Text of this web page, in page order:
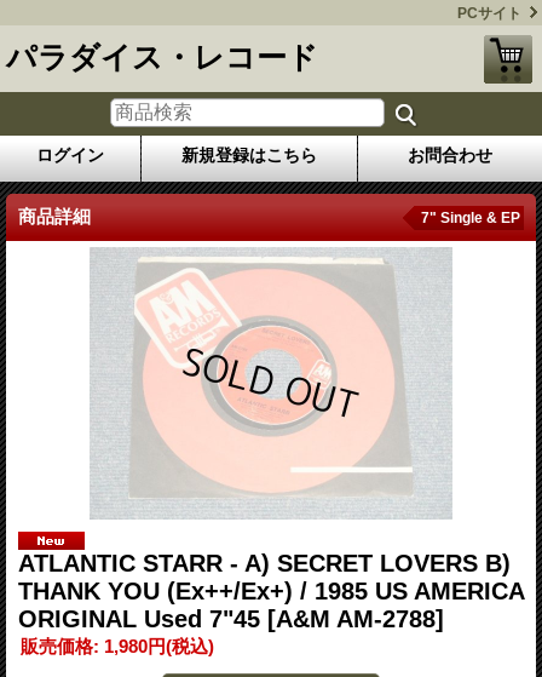
PCサイト
パラダイス・レコード
ログイン 新規登録はこちら お問合わせ
商品詳細 7" Single & EP
ATLANTIC STARR - A) SECRET LOVERS B)
THANK YOU (Ex++/Ex+) / 1985 US AMERICA
ORIGINAL Used 7"45 [A&M AM-2788]
販売価格: 1,980円(税込)